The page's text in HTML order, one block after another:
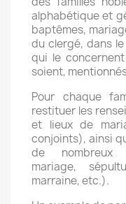
alphabétique et
baptêmes,
du clergé, dans
qui le
soient,
Pour chaque
restituer les
et lieux de
conjoints), ainsi
de nombreux
mariage,
marraine, etc.).